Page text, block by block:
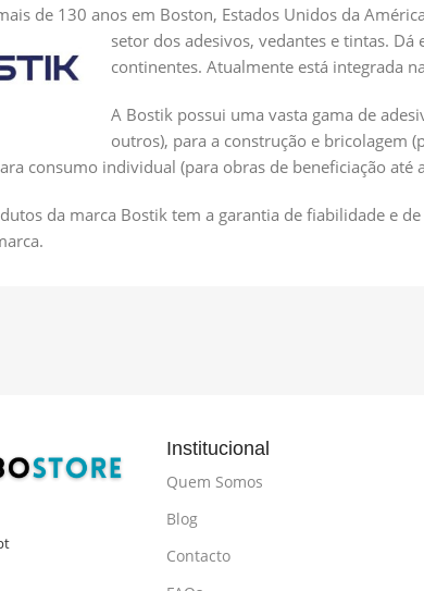
de 130 anos em Boston, Estados Unidos da
setor dos adesivos, vedantes e tintas.
continentes. Atualmente está integrada
A Bostik possui uma vasta gama de
outros), para a construção e bricolagem
consumo individual (para obras de beneficiação até
da marca Bostik tem a garantia de fiabilidade e
Institucional
Quem Somos
Blog
Contacto